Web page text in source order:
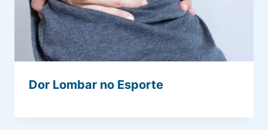
Dor Lombar no Esporte